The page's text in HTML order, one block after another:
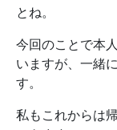
とね。
今回のことで本
いますが、一緒
す。
私もこれからは